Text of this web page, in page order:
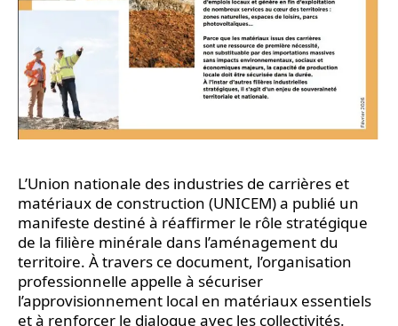
L’Union nationale des industries de carrières et
matériaux de construction (UNICEM) a publié un
manifeste destiné à réaffirmer le rôle stratégique
de la filière minérale dans l’aménagement du
territoire. À travers ce document, l’organisation
professionnelle appelle à sécuriser
l’approvisionnement local en matériaux essentiels
et à renforcer le dialogue avec les collectivités.